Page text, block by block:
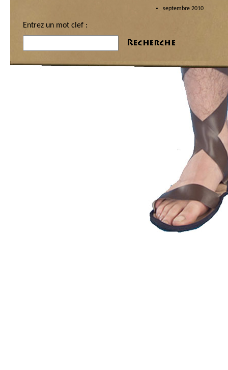
septembre 2010
Entrez un mot clef :